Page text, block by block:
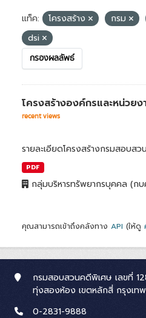
แท็ค: โครงสร้าง กรม
dsi
กรองผลลัพธ์
โครงสร้างองค์กรและหน่วยง
recent views
รายละเอียดโครงสร้างกรมสอบส
PDF
กลุ่มบริหารทรัพยากรบุคคล (กบ
คุณสามารถเข้าถึงคลังทาง API (ให้ดู
กรมสอบสวนคดีพิเศษ เลขที่
ทุ่งสองห้อง เขตหลักสี่ กรุงเท
0-2831-9888